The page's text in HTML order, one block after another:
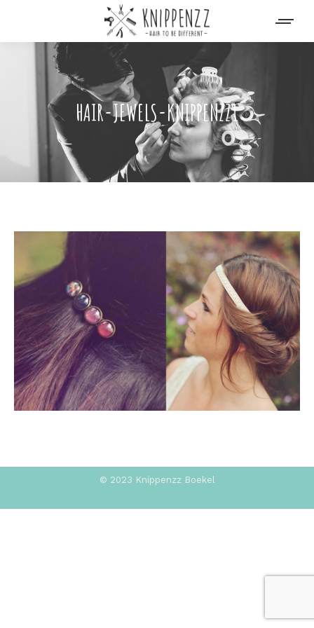
HAIR-JEWELS-KNIPPENZZ1
© 2023 Knippenzz Boekel